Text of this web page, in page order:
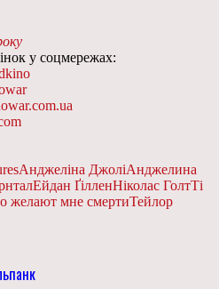
у соцмережах:
Анджеліна ДжоліАнджелина
Ейдан ҐілленНіколас ГолтТі
желают мне смертиТейлор